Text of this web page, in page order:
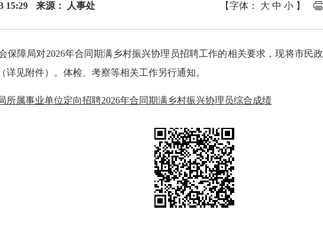
15:29 来源： 人事处 【字体： 大 中 小 】
障局对2026年合同期满乡村振兴协理员招聘工作的相关要求，现将市民
详见附件）。体检、考察等相关工作另行通知。
所属事业单位定向招聘2026年合同期满乡村振兴协理员综合成绩